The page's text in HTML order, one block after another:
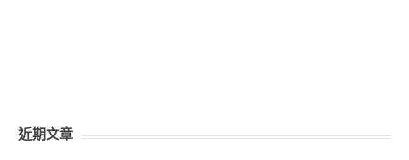
近期文章